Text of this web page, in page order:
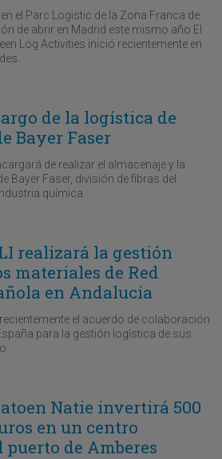
el Parc Logistic de la Zona Franca de
de abrir en Madrid este mismo año El
Log Activities inició recientemente en
de la logística de
Bayer Faser
de realizar el almacenaje y la
Bayer Faser, división de fibras del
química
realizará la gestión
materiales de Red
en Andalucía
el acuerdo de colaboración
para la gestión logística de sus
Natie invertirá 500
en un centro
de Amberes